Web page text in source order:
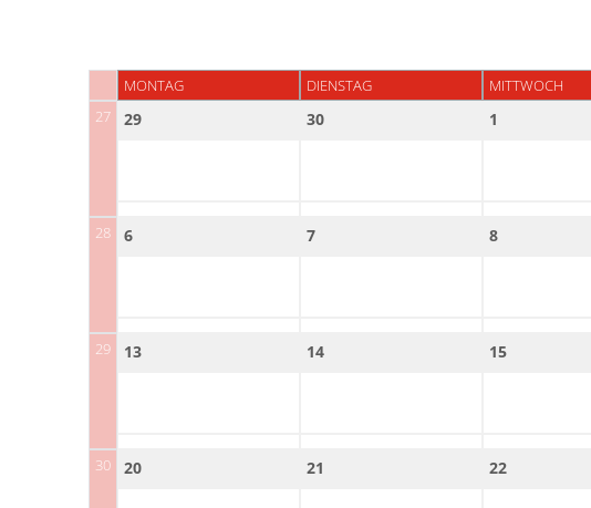
MONTAG DIENSTAG MITTWOCH
27
29 30 1
28 6 7 8
29 13 14 15
30 20 21 22